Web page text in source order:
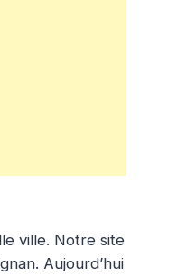
ville. Notre site
Aujourd’hui